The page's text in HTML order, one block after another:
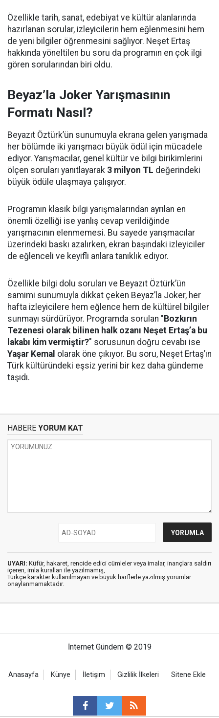
Özellikle tarih, sanat, edebiyat ve kültür alanlarında
hazırlanan sorular, izleyicilerin hem eğlenmesini hem
de yeni bilgiler öğrenmesini sağlıyor. Neşet Ertaş
hakkında yöneltilen bu soru da programın en çok ilgi
gören sorularından biri oldu.
Beyaz’la Joker Yarışmasının
Formatı Nasıl?
Beyazıt Öztürk’ün sunumuyla ekrana gelen yarışmada
her bölümde iki yarışmacı büyük ödül için mücadele
ediyor. Yarışmacılar, genel kültür ve bilgi birikimlerini
ölçen soruları yanıtlayarak 3 milyon TL değerindeki
büyük ödüle ulaşmaya çalışıyor.
Programın klasik bilgi yarışmalarından ayrılan en
önemli özelliği ise yanlış cevap verildiğinde
yarışmacının elenmemesi. Bu sayede yarışmacılar
üzerindeki baskı azalırken, ekran başındaki izleyiciler
de eğlenceli ve keyifli anlara tanıklık ediyor.
Özellikle bilgi dolu soruları ve Beyazıt Öztürk’ün
samimi sunumuyla dikkat çeken Beyaz’la Joker, her
hafta izleyicilere hem eğlence hem de kültürel bilgiler
sunmayı sürdürüyor. Programda sorulan " Bozkırın
Tezenesi olarak bilinen halk ozanı Neşet Ertaş’a bu
lakabı kim vermiştir?" sorusunun doğru cevabı ise
Yaşar Kemal olarak öne çıkıyor. Bu soru, Neşet Ertaş’ın
Türk kültüründeki eşsiz yerini bir kez daha gündeme
taşıdı.
HABERE YORUM KAT
UYARI: Küfür, hakaret, rencide edici cümleler veya imalar, inançlara saldırı
içeren, imla kuralları ile yazılmamış,
Türkçe karakter kullanılmayan ve büyük harflerle yazılmış yorumlar
onaylanmamaktadır.
İnternet Gündem © 2019
Anasayfa Künye İletişim Gizlilik İlkeleri Sitene Ekle